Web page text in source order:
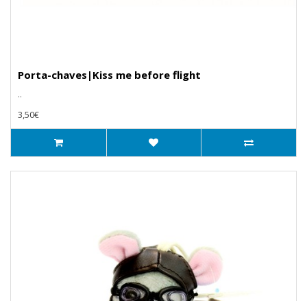
Porta-chaves|Kiss me before flight
..
3,50€